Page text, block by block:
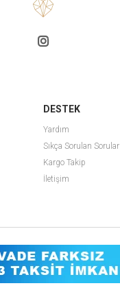
DESTEK
Yardım
Sıkça Sorulan Sorular
Kargo Takip
İletişim